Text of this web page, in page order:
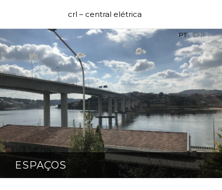
crl – central elétrica
PT EN
ESPAÇOS